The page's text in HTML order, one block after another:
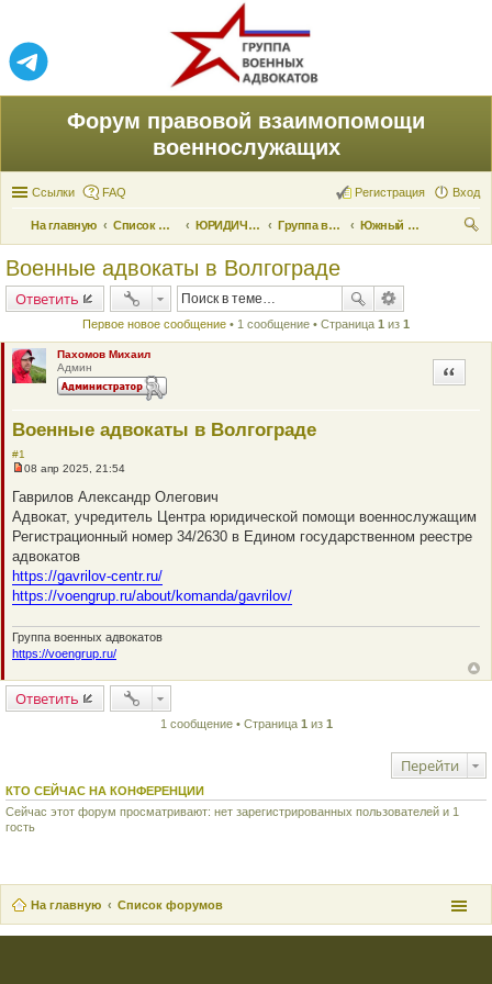
Форум правовой взаимопомощи
военнослужащих
Ссылки FAQ Вход
Регистрация
На главную Список форумов ЮРИДИЧЕСКАЯ ПОМОЩЬ Группа военных адвокатов
Южный военный округ
Военные адвокаты в Волгограде
Ответить
Первое новое сообщение • 1 сообщение • Страница 1 из 1
Пахомов Михаил
Админ
Военные адвокаты в Волгограде
Цитата
#1
п
р
ч
и
т
а
н
е
с
о
б
щ
е
08 апр 2025, 21:54
Гаврилов Александр Олегович
Адвокат, учредитель Центра юридической помощи военнослужащим
Регистрационный номер 34/2630 в Едином государственном реестре
адвокатов
https://gavrilov-centr.ru/
https://voengrup.ru/about/komanda/gavrilov/
Группа военных адвокатов
https://voengrup.ru/
Ответить
1 сообщение • Страница 1 из 1
Перейти
КТО СЕЙЧАС НА КОНФЕРЕНЦИИ
Сейчас этот форум просматривают: нет зарегистрированных пользователей и 1
гость
На главную Список форумов